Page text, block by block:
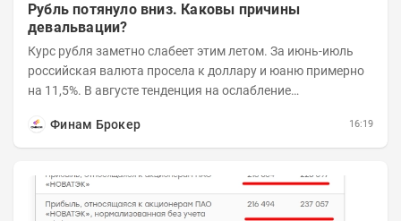
Рубль потянуло вниз. Каковы причины
девальвации?
Курс рубля заметно слабеет этим летом. За июнь-июль
российская валюта просела к доллару и юаню примерно
на 11,5%. В августе тенденция на ослабление
Финам Брокер
16:19